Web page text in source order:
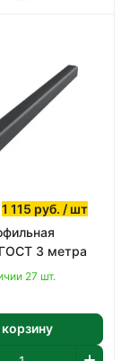
1 115 руб. / шт
3 метра
27 шт.
корзину